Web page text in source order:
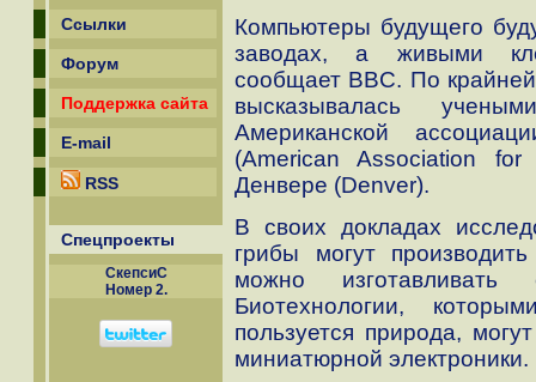
Ссылки
Форум
Поддержка сайта
E-mail
RSS
Спецпроекты
СкепсиС
Номер 2.
Компьютеры будущего
заводах, а живыми
сообщает BBC. По
высказывалась
Американской
(American Association
Денвере (Denver).
В своих докладах
грибы могут
можно
Биотехнологии,
пользуется природа,
миниатюрной электроники.